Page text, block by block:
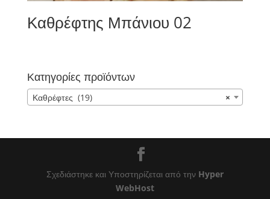
Καθρέφτης Μπάνιου 02
Κατηγορίες προϊόντων
×
Καθρέφτες (19)
Σχεδιάστηκε και Υποστηρίζεται από την Hyper
WebHost